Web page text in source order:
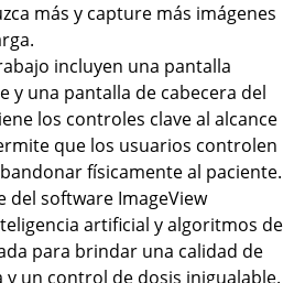
más y capture más imágenes
incluyen una pantalla
y una pantalla de cabecera del
los controles clave al alcance
que los usuarios controlen
físicamente al paciente.
del software ImageView
artificial y algoritmos de
para brindar una calidad de
y un control de dosis inigualable.